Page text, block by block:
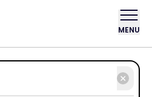
MENU